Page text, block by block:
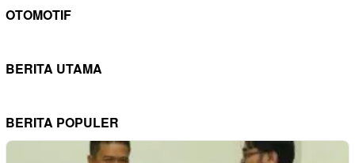
OTOMOTIF
BERITA UTAMA
BERITA POPULER